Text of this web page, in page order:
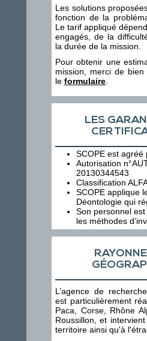
Les solutions
fonction de la
Le tarif appliqué
engagés, de la
la durée de la mission.
Pour obtenir une
mission, merci de
le formulaire.
LES
SCOPE est agréé
Autorisation
20130344543
Classification
SCOPE applique
Déontologie qui
Son personnel
les méthodes
L’agence de
est particulièrement
Paca, Corse, Rhône
Roussillon, et
territoire ainsi qu'à